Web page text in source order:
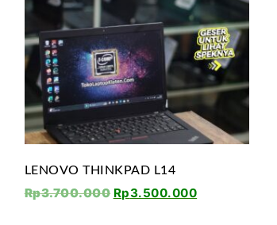
LENOVO THINKPAD L14
Rp3.700.000 Rp3.500.000